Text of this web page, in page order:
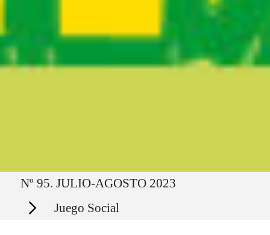
Ruta del sitio
Nº 95. JULIO-AGOSTO 2023
Secciones Juego Social